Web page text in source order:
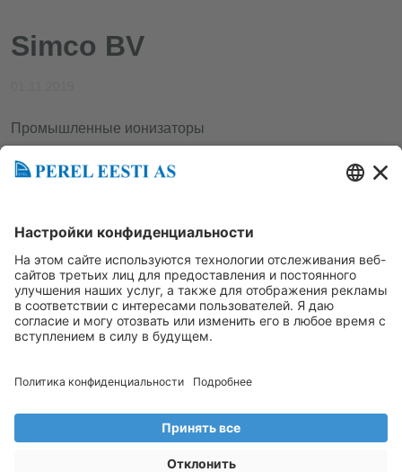
Simco BV
Промышленные ионизаторы
Perel Eesti AS
Mustamäe tee 62 12916, Tallinn
+3726998840
Lingid
www.perel.fi